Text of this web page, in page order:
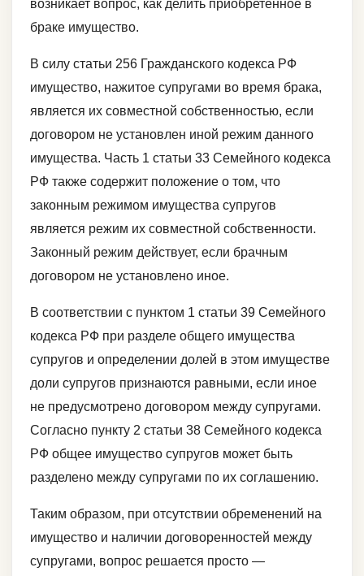
возникает вопрос, как делить приобретенное в
браке имущество.
В силу статьи 256 Гражданского кодекса РФ
имущество, нажитое супругами во время брака,
является их совместной собственностью, если
договором не установлен иной режим данного
имущества. Часть 1 статьи 33 Семейного кодекса
РФ также содержит положение о том, что
законным режимом имущества супругов
является режим их совместной собственности.
Законный режим действует, если брачным
договором не установлено иное.
В соответствии с пунктом 1 статьи 39 Семейного
кодекса РФ при разделе общего имущества
супругов и определении долей в этом имуществе
доли супругов признаются равными, если иное
не предусмотрено договором между супругами.
Согласно пункту 2 статьи 38 Семейного кодекса
РФ общее имущество супругов может быть
разделено между супругами по их соглашению.
Таким образом, при отсутствии обременений на
имущество и наличии договоренностей между
супругами, вопрос решается просто —